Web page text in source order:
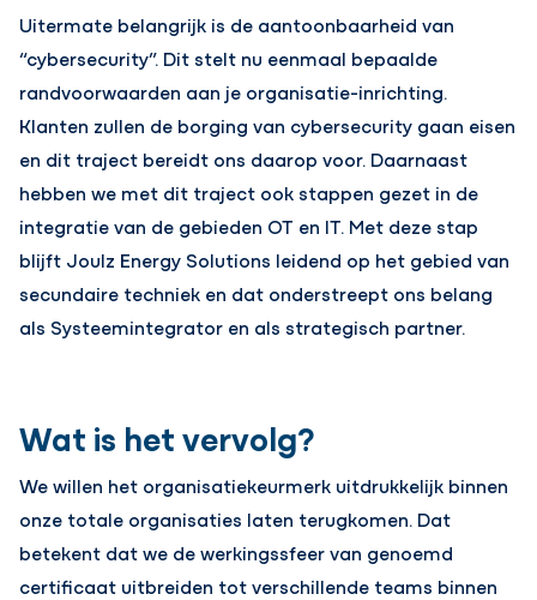
Uitermate belangrijk is de aantoonbaarheid van
“cybersecurity”. Dit stelt nu eenmaal bepaalde
randvoorwaarden aan je organisatie-inrichting.
Klanten zullen de borging van cybersecurity gaan eisen
en dit traject bereidt ons daarop voor. Daarnaast
hebben we met dit traject ook stappen gezet in de
integratie van de gebieden OT en IT. Met deze stap
blijft Joulz Energy Solutions leidend op het gebied van
secundaire techniek en dat onderstreept ons belang
als Systeemintegrator en als strategisch partner.
Wat is het vervolg?
We willen het organisatiekeurmerk uitdrukkelijk binnen
onze totale organisaties laten terugkomen. Dat
betekent dat we de werkingssfeer van genoemd
certificaat uitbreiden tot verschillende teams binnen